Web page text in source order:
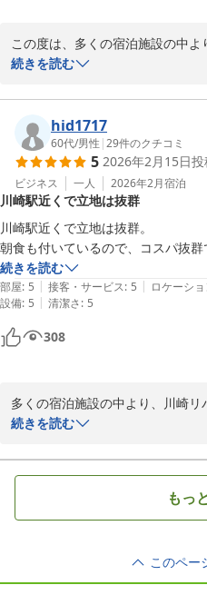
この度は、多くの宿泊施設の中
誠にありがとうございました。
お客様のご投稿を拝見し、フロ
き、大変嬉しく励みとなっており
お客様の口コミへの貴重なご意
頂きます。
まだまだ至らない点は多くありま
過ごせるホテルを目指して、サー
お近くにお越しの際は、また是非
お客様のお越しを、心よりお待ち
川崎リバーホテル
2026-03-25
続きを読む
hid1717
60代/男性 |29件のクチコミ
5 2026年2月15日
ビジネス 一人 2026年2月宿泊
川崎駅近くで立地は抜群
川崎駅近くで立地は抜群。
続きを読む
部屋: 5 | 接客・サービス: 5 | ロケーシ
設備: 5 | 清潔さ: 5
308
多くの宿泊施設の中より、川崎
て、誠にありがとうございます。
お客様より、コスパが抜群との
にサービスの向上に努めて参りま
続きを読む
もっ
このペー